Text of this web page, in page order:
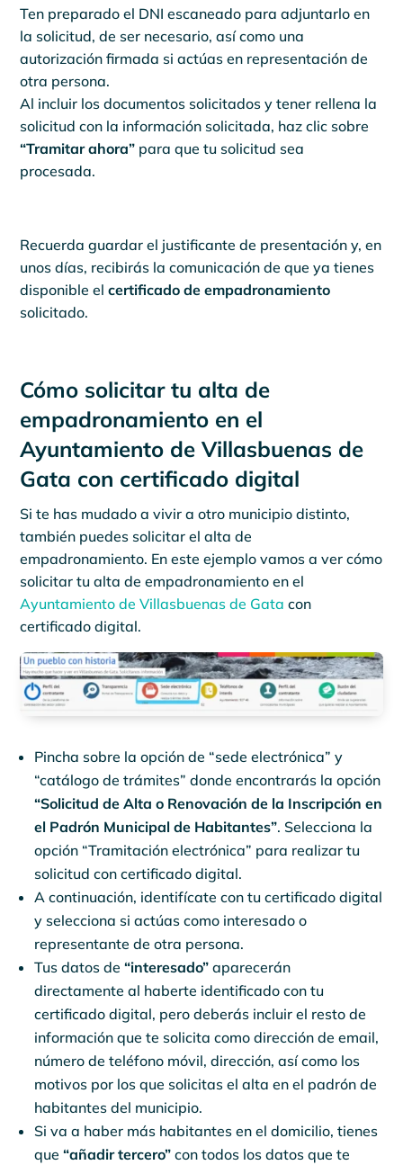
Ten preparado el DNI escaneado para adjuntarlo en
la solicitud, de ser necesario, así como una
autorización firmada si actúas en representación de
otra persona.
Al incluir los documentos solicitados y tener rellena la
solicitud con la información solicitada, haz clic sobre
“Tramitar ahora” para que tu solicitud sea
procesada.
Recuerda guardar el justificante de presentación y, en
unos días, recibirás la comunicación de que ya tienes
disponible elcertificado de empadronamiento
solicitado.
Cómo solicitar tu alta de
empadronamiento en el
Ayuntamiento de Villasbuenas de
Gata con certificado digital
Si te has mudado a vivir a otro municipio distinto,
también puedes solicitar el alta de
empadronamiento. En este ejemplo vamos a ver cómo
solicitar tu alta de empadronamiento en el
Ayuntamiento de Villasbuenas de Gata con
certificado digital.
Pincha sobre la opción de “sede electrónica” y
“catálogo de trámites” donde encontrarás la opción
“Solicitud de Alta o Renovación de la Inscripción en
el Padrón Municipal de Habitantes”. Selecciona la
opción “Tramitación electrónica” para realizar tu
solicitud con certificado digital.
A continuación, identifícate con tu certificado digital
y selecciona si actúas como interesado o
representante de otra persona.
Tus datos de“interesado” aparecerán
directamente al haberte identificado con tu
certificado digital, pero deberás incluir el resto de
información que te solicita como dirección de email,
número de teléfono móvil, dirección, así como los
motivos por los que solicitas el alta en el padrón de
habitantes del municipio.
Si va a haber más habitantes en el domicilio, tienes
que “añadir tercero” con todos los datos que te